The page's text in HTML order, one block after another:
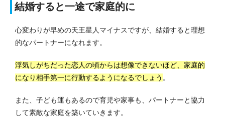
結婚すると一途で家庭的に
心変わりが早めの天王星人マイナスですが、結婚すると理想
的なパートナーになれます。
浮気しがちだった恋人の頃からは想像できないほど、家庭的
になり相手第一に行動するようになるでしょう 。
また、子ども運もあるので育児や家事も、パートナーと協力
して素敵な家庭を築いていきます。